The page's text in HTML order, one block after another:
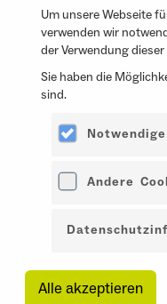
Um unsere Webseite
verwenden wir
der Verwendung
Sie haben die
sind.
Andere
Alle akzeptieren
zu Ihnen passt.